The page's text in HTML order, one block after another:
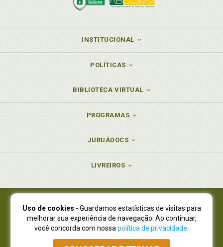
INSTITUCIONAL
POLÍTICAS
BIBLIOTECA VIRTUAL
PROGRAMAS
JURUÁDOCS
LIVREIROS
Juruá Editora Ltda., CNPJ 77.535.508/0001-19
Juruá Informática Ltda., CNPJ 01.701.561/0001-80
NOVO ENDEREÇO:R. Flávio Dallegrave, 7665, São Lourenço |
Curitiba - Paraná - CEP 82210-310
Uso de cookies - Guardamos estatísticas de visitas para
melhorar sua experiência de navegação. Ao continuar,
você concorda com nossa política de privacidade